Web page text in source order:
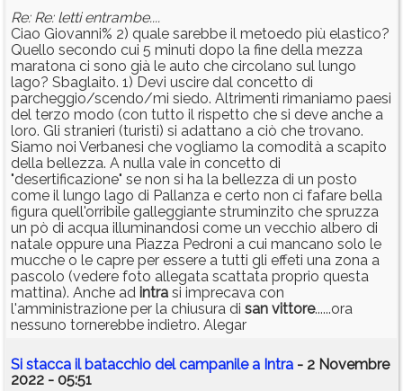
Re: Re: letti entrambe....
Ciao Giovanni% 2) quale sarebbe il metoedo più elastico?
Quello secondo cui 5 minuti dopo la fine della mezza
maratona ci sono già le auto che circolano sul lungo
lago? Sbaglaito. 1) Devi uscire dal concetto di
parcheggio/scendo/mi siedo. Altrimenti rimaniamo paesi
del terzo modo (con tutto il rispetto che si deve anche a
loro. Gli stranieri (turisti) si adattano a ciò che trovano.
Siamo noi Verbanesi che vogliamo la comodità a scapito
della bellezza. A nulla vale in concetto di
"desertificazione" se non si ha la bellezza di un posto
come il lungo lago di Pallanza e certo non ci fafare bella
figura quell'orribile galleggiante struminzito che spruzza
un pò di acqua illuminandosi come un vecchio albero di
natale oppure una Piazza Pedroni a cui mancano solo le
mucche o le capre per essere a tutti gli effeti una zona a
pascolo (vedere foto allegata scattata proprio questa
mattina). Anche ad intra si imprecava con
l'amministrazione per la chiusura di san vittore......ora
nessuno tornerebbe indietro. Alegar
Si stacca il batacchio del campanile a Intra - 2 Novembre
2022 - 05:51